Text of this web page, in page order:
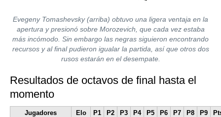
Evegeny Tomashevsky (arriba) obtuvo una ligera ventaja en la
apertura y presionó sobre Morozevich, que cada vez estaba
más incómodo. Sin embargo las negras siguieron encontrando
recursos y al final pudieron igualar la partida, así que otros dos
rusos estarán en el desempate.
Resultados de octavos de final hasta el
momento
Jugadores Elo P1 P2 P3 P4 P5 P6 P7 P8 P9